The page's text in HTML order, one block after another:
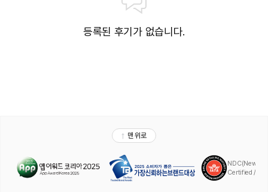
등록된 후기가 없습니다.